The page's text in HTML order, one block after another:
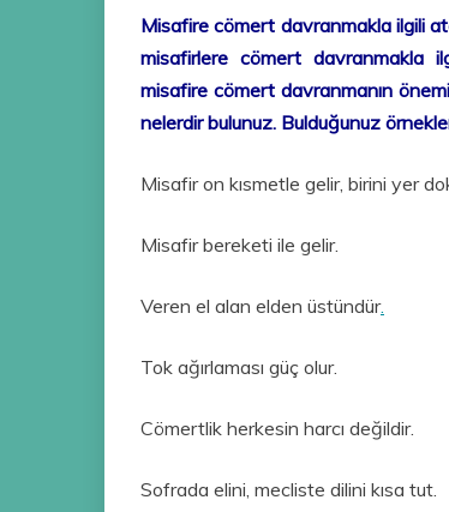
Misafire cömert davranmakla ilgili
misafirlere cömert davranmakla
misafire cömert davranmanın
nelerdir bulunuz. Bulduğunuz
Misafir on kısmetle gelir, birini yer
Misafir bereketi ile gelir.
Veren el alan elden üstündür.
Tok ağırlaması güç olur.
Cömertlik herkesin harcı değildir.
Sofrada elini, mecliste dilini kısa tut.